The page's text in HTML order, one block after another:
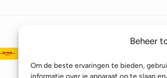
Beheer
Om de beste ervaringen te bieden,
informatie over je apparaat op te slaan